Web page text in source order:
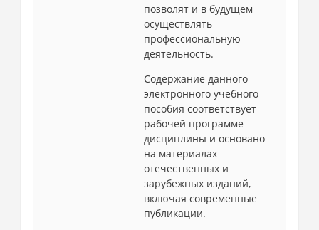
позволят и в будущем
осуществлять
профессиональную
деятельность.
Содержание данного
электронного учебного
пособия соответствует
рабочей программе
дисциплины и основано
на материалах
отечественных и
зарубежных изданий,
включая современные
публикации.